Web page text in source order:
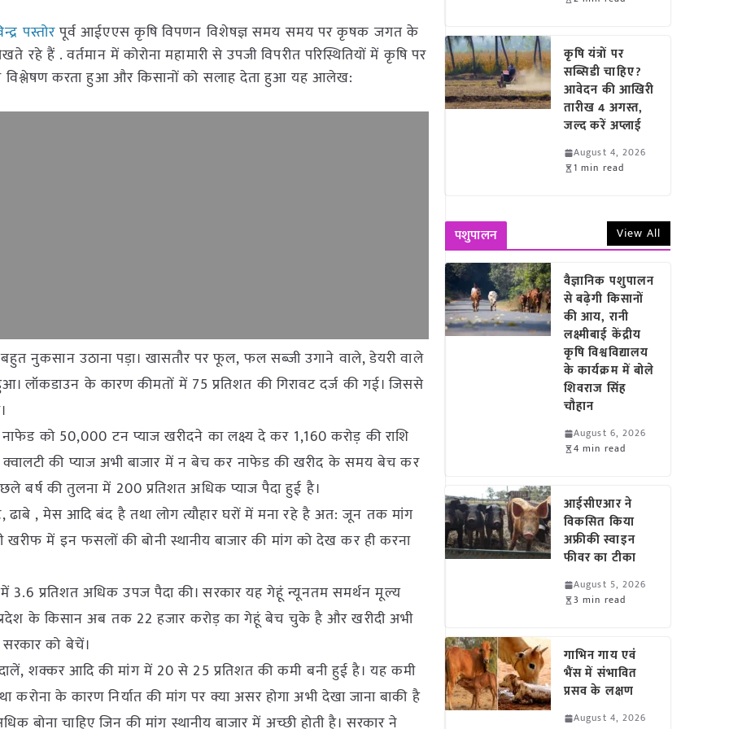
पस्तोरपूर्व आईएएस कृषि विपणन विशेषज्ञ समय समय पर कृषक जगत के
रहे हैं . वर्तमान में कोरोना महामारी से उपजी विपरीत परिस्थितियों में कृषि पर
विश्लेषण करता हुआ और किसानों को सलाह देता हुआ यह आलेख:
नुकसान उठाना पड़ा। खासतौर पर फूल, फल सब्जी उगाने वाले, डेयरी वाले
लॉकडाउन के कारण कीमतों में 75 प्रतिशत की गिरावट दर्ज की गई। जिससे
को 50,000 टन प्याज खरीदने का लक्ष्य दे कर 1,160 करोड़ की राशि
की प्याज अभी बाजार में न बेच कर नाफेड की खरीद के समय बेच कर
बर्ष की तुलना में 200 प्रतिशत अधिक प्याज पैदा हुई है।
ढाबे , मेस आदि बंद है तथा लोग त्यौहार घरों में मना रहे है अत: जून तक मांग
खरीफ में इन फसलों की बोनी स्थानीय बाजार की मांग को देख कर ही करना
3.6 प्रतिशत अधिक उपज पैदा की। सरकार यह गेहूं न्यूनतम समर्थन मूल्य
प्रदेश के किसान अब तक 22 हजार करोड़ का गेहूं बेच चुके है और खरीदी अभी
सरकार को बेचें।
शक्कर आदि की मांग में 20 से 25 प्रतिशत की कमी बनी हुई है। यह कमी
करोना के कारण निर्यात की मांग पर क्या असर होगा अभी देखा जाना बाकी है
बोना चाहिए जिन की मांग स्थानीय बाजार में अच्छी होती है। सरकार ने
कृषि यंत्रों पर
सब्सिडी चाहिए?
आवेदन की आखिरी
तारीख 4 अगस्त,
जल्द करें अप्लाई
August 4, 2026
1 min read
पशुपालन View All
वैज्ञानिक पशुपालन
से बढ़ेगी किसानों
की आय, रानी
लक्ष्मीबाई केंद्रीय
कृषि विश्वविद्यालय
के कार्यक्रम में बोले
शिवराज सिंह
चौहान
August 6, 2026
4 min read
आईसीएआर ने
विकसित किया
अफ्रीकी स्वाइन
फीवर का टीका
August 5, 2026
3 min read
गाभिन गाय एवं
भैंस में संभावित
प्रसव के लक्षण
August 4, 2026